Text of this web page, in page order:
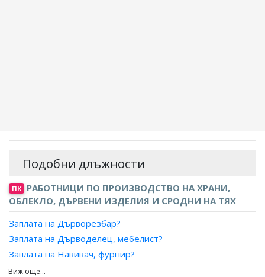
Подобни длъжности
ПК РАБОТНИЦИ ПО ПРОИЗВОДСТВО НА ХРАНИ,
ОБЛЕКЛО, ДЪРВЕНИ ИЗДЕЛИЯ И СРОДНИ НА ТЯХ
Заплата на Дърворезбар?
Заплата на Дърводелец, мебелист?
Заплата на Навивач, фурнир?
Заплата на Подготвител, фурнирни платна?